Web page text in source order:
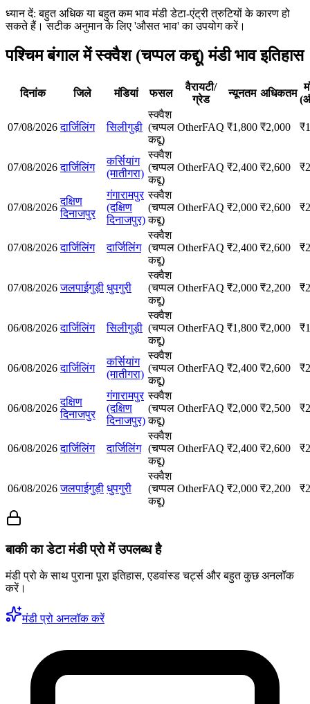
ध्यान दें: बहुत अधिक या बहुत कम भाव मंडी डेटा-एंट्री त्रुटियों के कारण हो
सकते हैं। सटीक अनुमान के लिए 'औसत भाव' का उपयोग करें।
पश्चिम बंगाल में स्क्वैश (चप्पल कद्दू) मंडी भाव इतिहास
दिनांक जिले मंडियां फसल
वैरायटी/
ग्रेड
न्यूनतम अधिकतम
07/08/2026 दार्जिलिंग सिलीगुड़ी
स्क्वैश
(चप्पल
कद्दू)
OtherFAQ ₹1,800 ₹2,000 ₹
07/08/2026 दार्जिलिंग
कर्सियांग
(मातीगरा)
स्क्वैश
(चप्पल
कद्दू)
OtherFAQ ₹2,400 ₹2,600 ₹
07/08/2026
दक्षिण
दिनाजपुर
गंगारामपुर
(दक्षिण
दिनाजपुर)
स्क्वैश
(चप्पल
कद्दू)
OtherFAQ ₹2,000 ₹2,600 ₹
07/08/2026 दार्जिलिंग दार्जिलिंग
स्क्वैश
(चप्पल
कद्दू)
OtherFAQ ₹2,400 ₹2,600 ₹
07/08/2026 जलपाईगुड़ी धुपगुरी
स्क्वैश
(चप्पल
कद्दू)
OtherFAQ ₹2,000 ₹2,200 ₹
06/08/2026 दार्जिलिंग सिलीगुड़ी
स्क्वैश
(चप्पल
कद्दू)
OtherFAQ ₹1,800 ₹2,000 ₹
06/08/2026 दार्जिलिंग
कर्सियांग
(मातीगरा)
स्क्वैश
(चप्पल
कद्दू)
OtherFAQ ₹2,400 ₹2,600 ₹
06/08/2026
दक्षिण
दिनाजपुर
गंगारामपुर
(दक्षिण
दिनाजपुर)
स्क्वैश
(चप्पल
कद्दू)
OtherFAQ ₹2,000 ₹2,500 ₹
06/08/2026 दार्जिलिंग दार्जिलिंग
स्क्वैश
(चप्पल
कद्दू)
OtherFAQ ₹2,400 ₹2,600 ₹
06/08/2026 जलपाईगुड़ी धुपगुरी
स्क्वैश
(चप्पल
कद्दू)
OtherFAQ ₹2,000 ₹2,200 ₹
बाकी का डेटा मंडी प्रो में उपलब्ध है
मंडी प्रो के साथ पुराना पूरा इतिहास, एडवांस्ड चर्ट्स और बहुत कुछ अनलॉक
करें।
मंडी प्रो अनलॉक करें